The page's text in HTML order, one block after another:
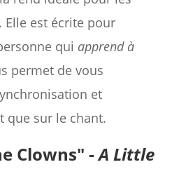
Elle est écrite pour
qui apprend à
permet de vous
et
que sur le chant.
Clowns" -A Little